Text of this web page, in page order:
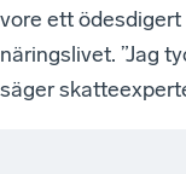
vore ett
näringslivet. ”Jag
säger